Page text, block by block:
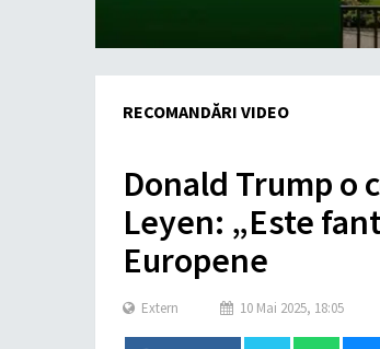
RECOMANDĂRI VIDEO
Donald Trump o
Leyen: „Este
Europene
Extern 10 Mai 2025, 18:05